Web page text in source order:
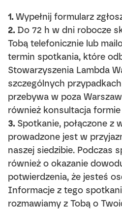
1. Wypełnij formularz
2. Do 72 h w dni robocze
Tobą telefonicznie lub
termin spotkania, które
Stowarzyszenia Lambda
szczególnych
przebywa w poza
również konsultacja
3. Spotkanie, połączone z
prowadzone jest w
naszej siedzibie. Podczas
również o okazanie
potwierdzenia, że jesteś
Informacje z tego
rozmawiamy z Tobą o